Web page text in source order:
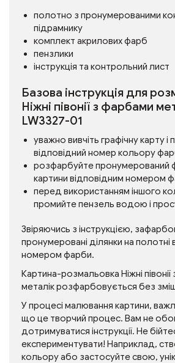
полотно з пронумерованими
підрамнику
комплект акрилових фарб
пензлики
інструкція та контрольний лист
Базова інструкція для
Ніжні півонії з фарбами
LW3327-01
уважно вивчіть графічну карту і
відповідний номер кольору
розфарбуйте пронумерований
картини відповідним номером
перед використанням іншого
промийте пензель водою і
Звіряючись з інструкцією,
пронумеровані ділянки на полотні
номером фарби.
Картина-розмальовка Ніжні
металік розфарбовується без
У процесі малювання картини,
що це творчий процес. Вам не
дотримуватися інструкції. Не
експериментувати! Наприклад,
кольору або застосуйте свою,